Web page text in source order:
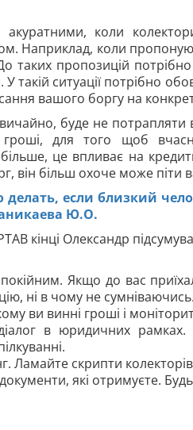
коли
Наприклад, коли
таких пропозицій
такій ситуації потрібно
вашого боргу на
буде не потрапляти
для того щоб
це впливає на
він більш охоче може піти
делать, если близкий
Ю.О.
кінці Олександр
Якщо до вас
ні в чому не сумніваючись.
ви винні гроші і
в юридичних
Ламайте скрипти
які отримуєте.